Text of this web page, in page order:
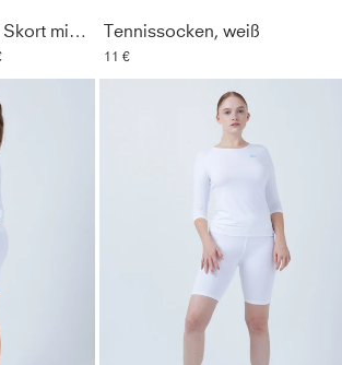
14% Elasthan (Lycra®)
Bei 40° in der Maschine waschbar. Nur
waschen. Kein Weichspüler
bügeln.
& Mädchen
Tulip Tennisrock / Skort mit Taschen, weiß Tennissocken, weiß
11 €